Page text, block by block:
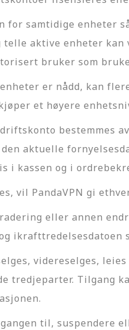
for samtidige enheter
aktive enheter
bruker som
er nådd, kan
et høyere
bestemmes
aktuelle
i kassen og i
vil PandaVPN gi
eller annen
ikrafttredelsesdatoen
videreselges,
tredjeparter. Tilgang
til, suspendere